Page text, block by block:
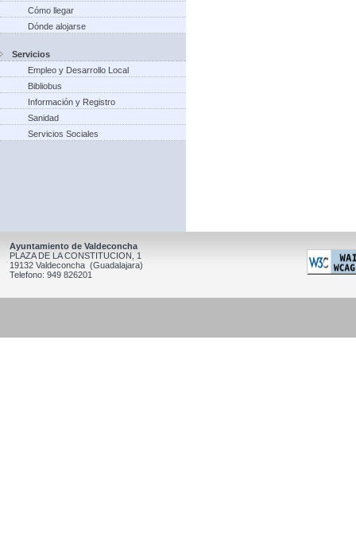
Cómo llegar
Dónde alojarse
Servicios
Empleo y Desarrollo Local
Bibliobus
Información y Registro
Sanidad
Servicios Sociales
Ayuntamiento de Valdeconcha
PLAZA DE LA CONSTITUCION, 1
19132 Valdeconcha (Guadalajara)
Telefono: 949 826201